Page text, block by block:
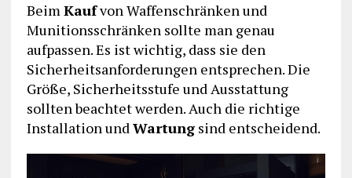
BeimKaufvon Waffenschränken und
Munitionsschränken sollte man genau
aufpassen. Es ist wichtig, dass sie den
Sicherheitsanforderungen entsprechen. Die
Größe, Sicherheitsstufe und Ausstattung
sollten beachtet werden. Auch die richtige
Installation undWartungsind entscheidend.